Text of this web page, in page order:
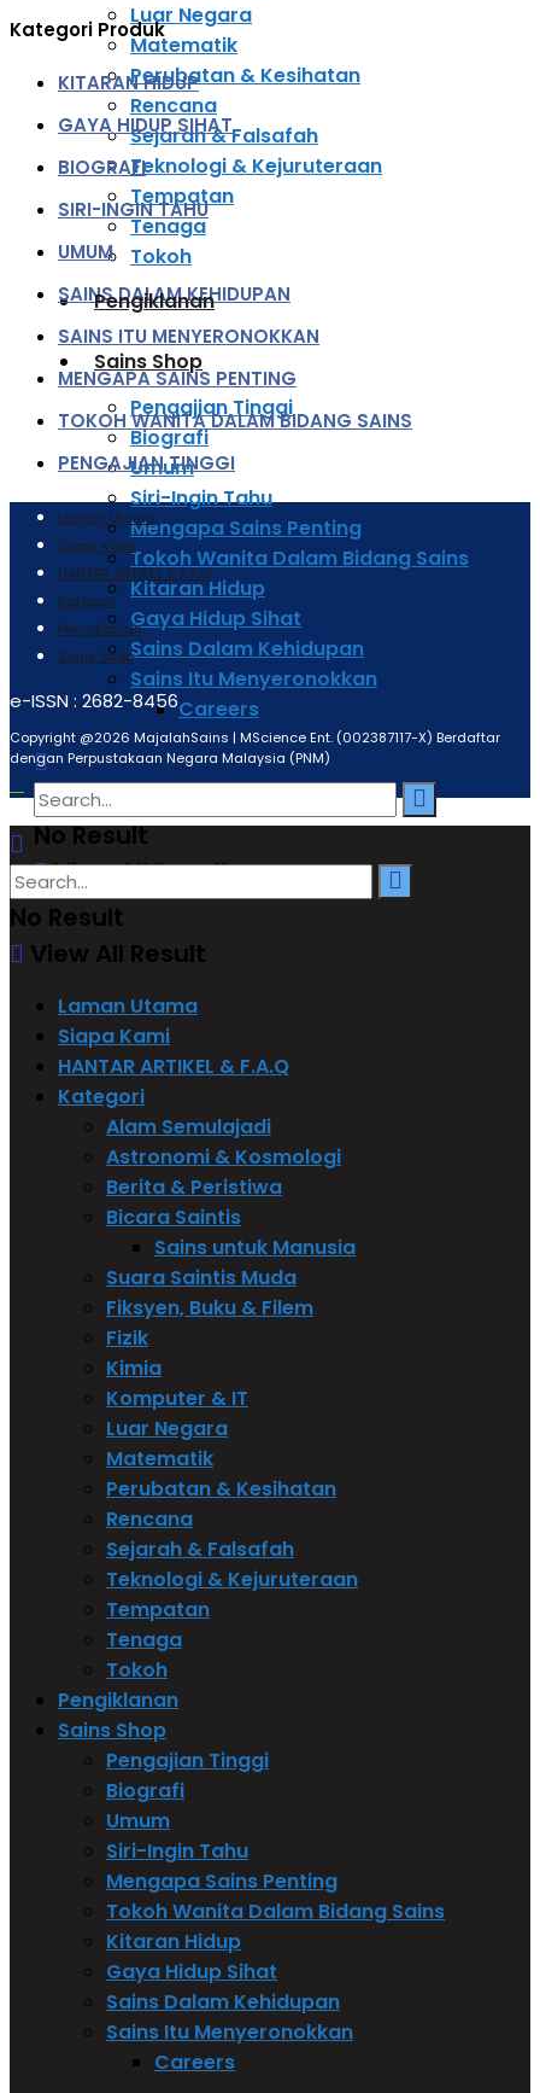
Luar Negara
Matematik
Perubatan & Kesihatan
Rencana
Sejarah & Falsafah
Teknologi & Kejuruteraan
Tempatan
Tenaga
Tokoh
Pengiklanan
Sains Shop
Pengajian Tinggi
Biografi
Umum
Siri-Ingin Tahu
Mengapa Sains Penting
Tokoh Wanita Dalam Bidang Sains
Kitaran Hidup
Gaya Hidup Sihat
Sains Dalam Kehidupan
Sains Itu Menyeronokkan
Careers
No Result
View All Result
Kategori Produk
KITARAN HIDUP
GAYA HIDUP SIHAT
BIOGRAFI
SIRI-INGIN TAHU
UMUM
SAINS DALAM KEHIDUPAN
SAINS ITU MENYERONOKKAN
MENGAPA SAINS PENTING
TOKOH WANITA DALAM BIDANG SAINS
PENGAJIAN TINGGI
Laman Utama
Siapa Kami
HANTAR ARTIKEL & F.A.Q
Kategori
Pengiklanan
Sains Shop
e-ISSN : 2682-8456
Copyright @2026 MajalahSains | MScience Ent. (002387117-X) Berdaftar
dengan Perpustakaan Negara Malaysia (PNM)
No Result
View All Result
Laman Utama
Siapa Kami
HANTAR ARTIKEL & F.A.Q
Kategori
Alam Semulajadi
Astronomi & Kosmologi
Berita & Peristiwa
Bicara Saintis
Sains untuk Manusia
Suara Saintis Muda
Fiksyen, Buku & Filem
Fizik
Kimia
Komputer & IT
Luar Negara
Matematik
Perubatan & Kesihatan
Rencana
Sejarah & Falsafah
Teknologi & Kejuruteraan
Tempatan
Tenaga
Tokoh
Pengiklanan
Sains Shop
Pengajian Tinggi
Biografi
Umum
Siri-Ingin Tahu
Mengapa Sains Penting
Tokoh Wanita Dalam Bidang Sains
Kitaran Hidup
Gaya Hidup Sihat
Sains Dalam Kehidupan
Sains Itu Menyeronokkan
Careers